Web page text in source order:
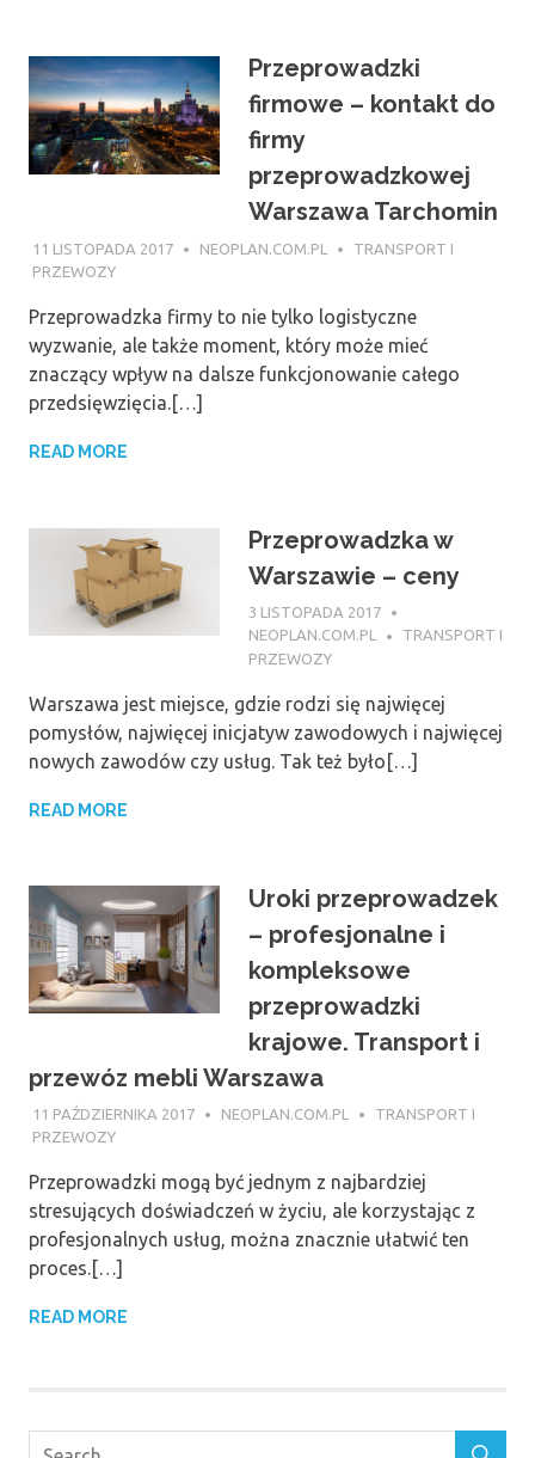
Przeprowadzki
firmowe – kontakt do
firmy
przeprowadzkowej
Warszawa Tarchomin
11 LISTOPADA 2017 NEOPLAN.COM.PL
TRANSPORT I
PRZEWOZY
Przeprowadzka firmy to nie tylko logistyczne
wyzwanie, ale także moment, który może mieć
znaczący wpływ na dalsze funkcjonowanie całego
przedsięwzięcia.[…]
READ MORE
Przeprowadzka w
Warszawie – ceny
3 LISTOPADA 2017
NEOPLAN.COM.PL
TRANSPORT I
PRZEWOZY
Warszawa jest miejsce, gdzie rodzi się najwięcej
pomysłów, najwięcej inicjatyw zawodowych i najwięcej
nowych zawodów czy usług. Tak też było[…]
READ MORE
Uroki przeprowadzek
– profesjonalne i
kompleksowe
przeprowadzki
krajowe. Transport i
przewóz mebli Warszawa
11 PAŹDZIERNIKA 2017 NEOPLAN.COM.PL
TRANSPORT I
PRZEWOZY
Przeprowadzki mogą być jednym z najbardziej
stresujących doświadczeń w życiu, ale korzystając z
profesjonalnych usług, można znacznie ułatwić ten
proces.[…]
READ MORE